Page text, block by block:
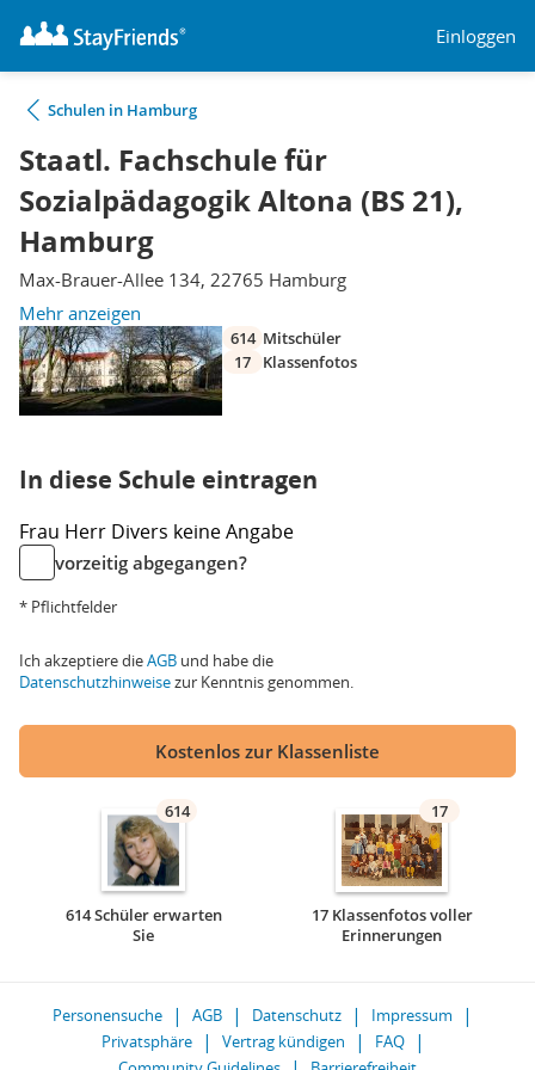
Einloggen
Schulen in Hamburg
Staatl. Fachschule für
Sozialpädagogik Altona (BS 21),
Hamburg
Max-Brauer-Allee 134, 22765 Hamburg
Mehr anzeigen
614 Mitschüler
17
Klassenfotos
In diese Schule eintragen
Frau Herr Divers keine Angabe
vorzeitig abgegangen?
* Pflichtfelder
Ich akzeptiere dieAGB und habe die
Datenschutzhinweisezur Kenntnis genommen.
Kostenlos zur Klassenliste
614
614 Schüler erwarten
Sie
17
17 Klassenfotos voller
Erinnerungen
Personensuche AGB Datenschutz
Impressum
Privatsphäre
Vertrag kündigen
FAQ